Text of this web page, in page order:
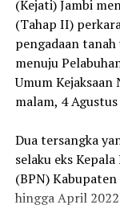
‎Di luar dugaan
melaporkan
jual beli minyak.
personel
kerugian Rp 150
‎Sementara itu,
Spripim Polda
(Kejati) Jambi
(Tahap II)
pengadaan
menuju
Umum
malam, 4
‎Dua tersangka
selaku eks
(BPN)
hingga April